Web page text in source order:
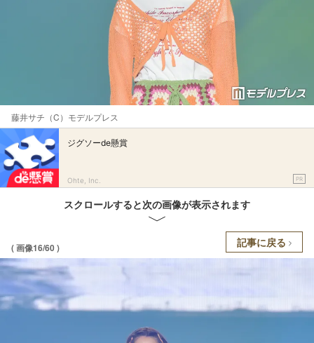
藤井サチ（C）モデルプレス
ジグソーde懸賞
Ohte, Inc. PR
スクロールすると次の画像が表示されます
( 画像16/60 ) 記事に戻る